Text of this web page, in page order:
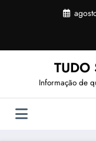
TUDO
Informação de